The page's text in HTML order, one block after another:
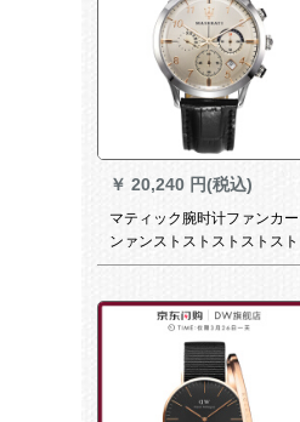
￥ 20,240 円(税込)
マティック腕时计ファンカー
ンァンストストストストスト
R 8716006